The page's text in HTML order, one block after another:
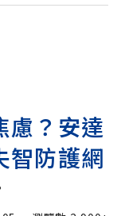
慮？安達
智防護網